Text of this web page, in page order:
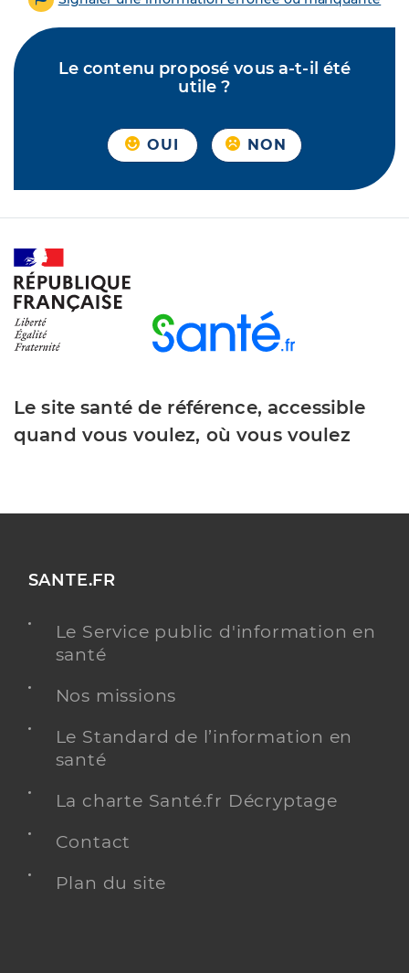
Le contenu proposé vous a-t-il été
utile ?
OUI NON
Le site santé de référence, accessible
quand vous voulez, où vous voulez
SANTE.FR
Le Service public d'information en
santé
Nos missions
Le Standard de l’information en
santé
La charte Santé.fr Décryptage
Contact
Plan du site